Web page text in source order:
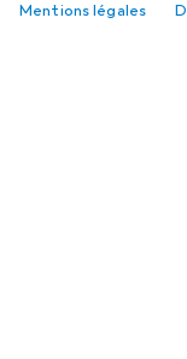
Mentions légales